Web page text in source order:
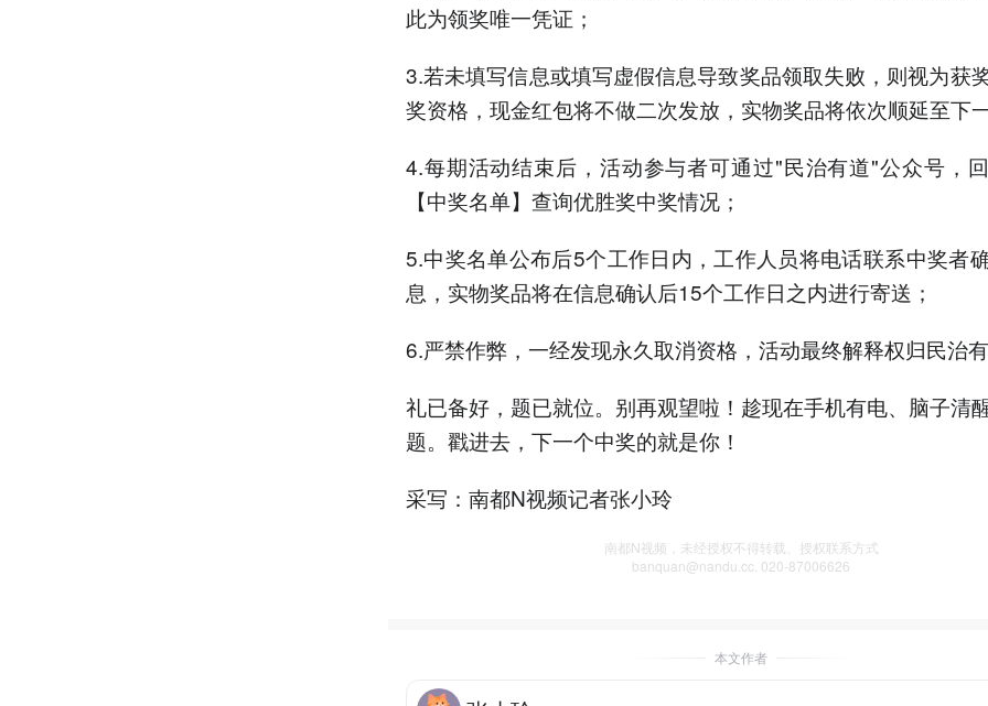
此为领奖唯一凭证；
3.若未填写信息或填写虚假信息导致奖品领取失败，则视为获
奖资格，现金红包将不做二次发放，实物奖品将依次顺延至下
4.每期活动结束后，活动参与者可通过"民治有道"公众号，
【中奖名单】查询优胜奖中奖情况；
5.中奖名单公布后5个工作日内，工作人员将电话联系中奖者
息，实物奖品将在信息确认后15个工作日之内进行寄送；
6.严禁作弊，一经发现永久取消资格，活动最终解释权归民治有
礼已备好，题已就位。别再观望啦！趁现在手机有电、脑子清
题。戳进去，下一个中奖的就是你！
采写：南都N视频记者张小玲
南都N视频，未经授权不得转载、授权联系方式
banquan@nandu.cc. 020-87006626
本文作者